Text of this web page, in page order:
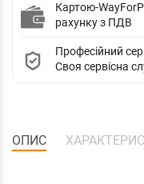
Картою-
рахунку з ПДВ
Професійний
Своя сервісна
ОПИС